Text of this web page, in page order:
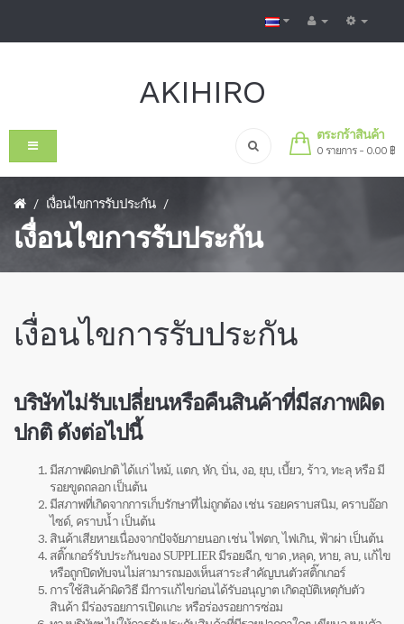
AKIHIRO
ตระกร้าสินค้า
0 รายการ - 0.00 ฿
/ เงื่อนไขการรับประกัน /
เงื่อนไขการรับประกัน
เงื่อนไขการรับประกัน
บริษัทไม่รับเปลี่ยนหรือคืนสินค้าที่มีสภาพผิด
ปกติ ดังต่อไปนี้
มีสภาพผิดปกติ ได้แก่ ไหม้, แตก, หัก, บิ่น, งอ, ยุบ, เบี้ยว, ร้าว, ทะลุ หรือ มี
รอยขูดถลอก เป็นต้น
มีสภาพที่เกิดจากการเก็บรักษาที่ไม่ถูกต้อง เช่น รอยคราบสนิม, คราบอ๊อก
ไซด์, คราบน้ำ เป็นต้น
สินค้าเสียหายเนื่องจากปัจจัยภายนอก เช่น ไฟตก, ไฟเกิน, ฟ้าผ่า เป็นต้น
สติ๊กเกอร์รับประกันของ SUPPLIER มีรอยฉีก, ขาด ,หลุด, หาย, ลบ, แก้ไข
หรือถูกปิดทับจนไม่สามารถมองเห็นสาระสำคัญบนตัวสติ๊กเกอร์
การใช้สินค้าผิดวิธี มีการแก้ไขก่อนได้รับอนุญาต เกิดอุบัติเหตุกับตัว
สินค้า มีร่องรอยการเปิดแกะ หรือร่องรอยการซ่อม